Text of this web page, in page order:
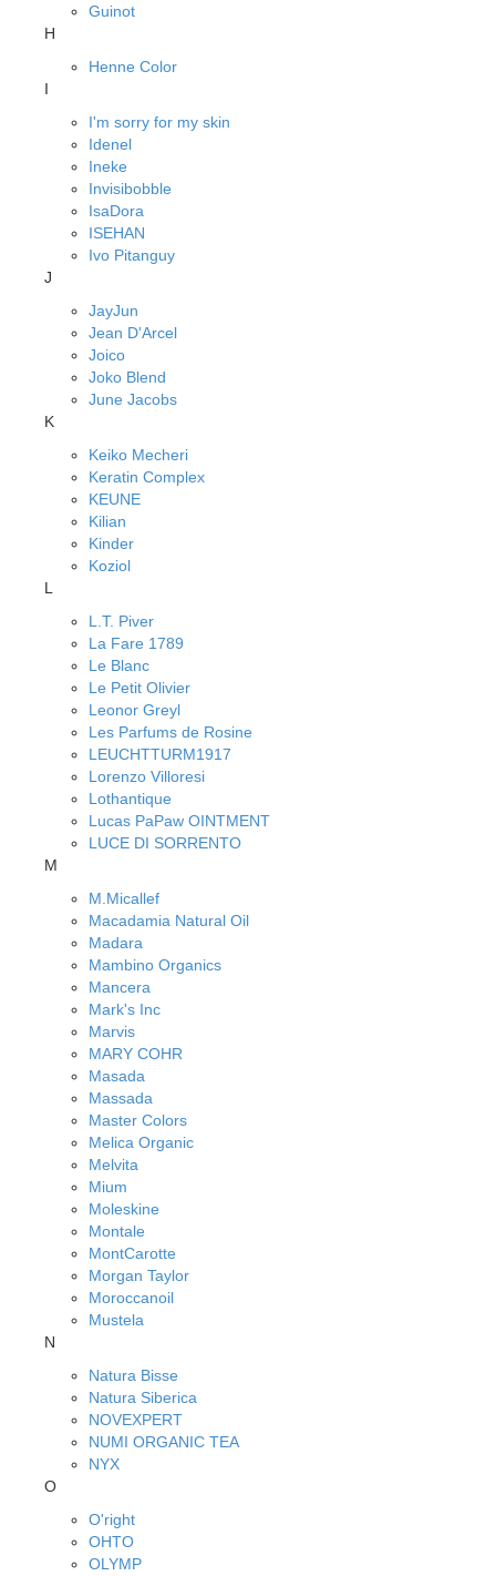
Guinot
H
Henne Color
I
I'm sorry for my skin
Idenel
Ineke
Invisibobble
IsaDora
ISEHAN
Ivo Pitanguy
J
JayJun
Jean D'Arcel
Joico
Joko Blend
June Jacobs
K
Keiko Mecheri
Keratin Complex
KEUNE
Kilian
Kinder
Koziol
L
L.T. Piver
La Fare 1789
Le Blanc
Le Petit Olivier
Leonor Greyl
Les Parfums de Rosine
LEUCHTTURM1917
Lorenzo Villoresi
Lothantique
Lucas PaPaw OINTMENT
LUCE DI SORRENTO
M
M.Micallef
Macadamia Natural Oil
Madara
Mambino Organics
Mancera
Mark's Inc
Marvis
MARY COHR
Masada
Massada
Master Colors
Melica Organic
Melvita
Mium
Moleskine
Montale
MontCarotte
Morgan Taylor
Moroccanoil
Mustela
N
Natura Bisse
Natura Siberica
NOVEXPERT
NUMI ORGANIC TEA
NYX
O
O'right
OHTO
OLYMP